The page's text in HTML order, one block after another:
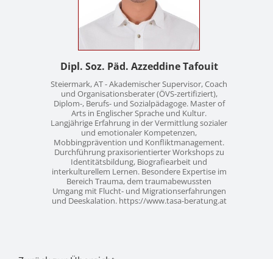
Dipl. Soz. Päd. Azzeddine Tafouit
Steiermark, AT - Akademischer Supervisor, Coach
und Organisationsberater (ÖVS-zertifiziert),
Diplom-, Berufs- und Sozialpädagoge. Master of
Arts in Englischer Sprache und Kultur.
Langjährige Erfahrung in der Vermittlung sozialer
und emotionaler Kompetenzen,
Mobbingprävention und Konfliktmanagement.
Durchführung praxisorientierter Workshops zu
Identitätsbildung, Biografiearbeit und
interkulturellem Lernen. Besondere Expertise im
Bereich Trauma, dem traumabewussten
Umgang mit Flucht- und Migrationserfahrungen
und Deeskalation. https://www.tasa-beratung.at